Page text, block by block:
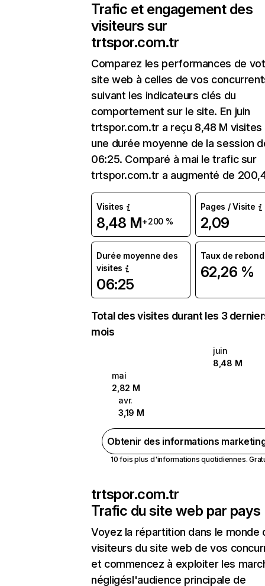
Trafic et engagement des
visiteurs sur
trtspor.com.tr
Comparez les performances de
site web à celles de vos
suivant les indicateurs clés du
comportement sur le site. En juin
trtspor.com.tr a reçu 8,48 M visites
une durée moyenne de la session
06:25. Comparé à mai le trafic sur
trtspor.com.tr a augmenté de
Visites
8,48 M+200 %
Pages / Visite
2,09
Durée moyenne des
visites
06:25
Taux de rebond
62,26 %
Total des visites durant les 3
mois
juin
8,48 M
mai
2,82 M
avr.
3,19 M
Obtenir des informations
10 fois plus d'informations quotidiennes.
trtspor.com.tr
Trafic du site web par pays
Voyez la répartition dans le monde
visiteurs du site web de vos
et commencez à exploiter les
négligésl'audience principale de